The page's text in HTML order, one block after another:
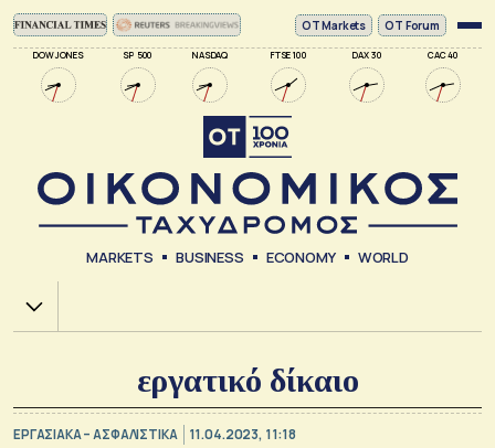
DOW JONES SP 500 NASDAQ FTSE 100 DAX 30 CAC 40
ΟΤ Markets OT Forum
MARKETS BUSINESS ECONOMY WORLD
Χ.Α.
εργατικό δίκαιο
ΕΡΓΑΣΙΑΚΑ – ΑΣΦΑΛΙΣΤΙΚΑ 11.04.2023, 11:18